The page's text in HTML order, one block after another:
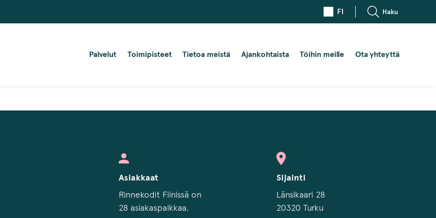
FI Haku
Palvelut Toimipisteet Tietoa meistä Ajankohtaista Töihin meille Ota yhteyttä
Asiakkaat
Rinnekodit Fiinissä on
28 asiakaspaikkaa.
Sijainti
Länsikaari 28
20320 Turku